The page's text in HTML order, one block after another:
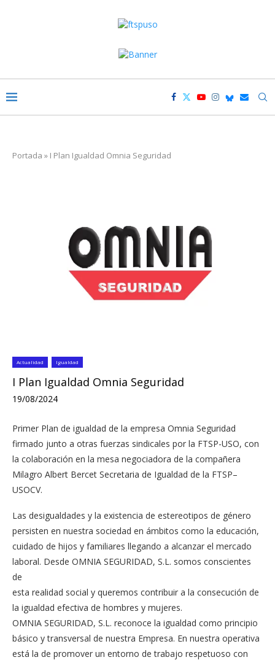
Portada » I Plan Igualdad Omnia Seguridad
Actualidad Igualdad
I Plan Igualdad Omnia Seguridad
19/08/2024
Primer Plan de igualdad de la empresa Omnia Seguridad
firmado junto a otras fuerzas sindicales por la FTSP-USO, con
la colaboración en la mesa negociadora de la compañera
Milagro Albert Bercet Secretaria de Igualdad de la FTSP–
USOCV.
Las desigualdades y la existencia de estereotipos de género
persisten en nuestra sociedad en ámbitos como la educación,
cuidado de hijos y familiares llegando a alcanzar el mercado
laboral. Desde OMNIA SEGURIDAD, S.L. somos conscientes
de
esta realidad social y queremos contribuir a la consecución de
la igualdad efectiva de hombres y mujeres.
OMNIA SEGURIDAD, S.L. reconoce la igualdad como principio
básico y transversal de nuestra Empresa. En nuestra operativa
está la de promover un entorno de trabajo respetuoso con